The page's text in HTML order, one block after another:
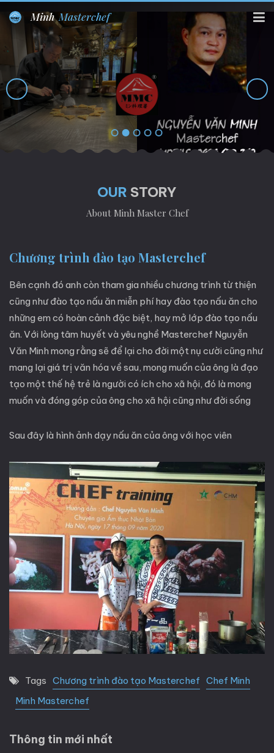
MinhMasterchef
OUR STORY
About Minh Master Chef
Chương trình đào tạo Masterchef
Bên cạnh đó anh còn tham gia nhiều chương trình từ thiện
cũng như đào tạo nấu ăn miễn phí hay đào tạo nấu ăn cho
những em có hoàn cảnh đặc biệt, hay mở lớp đào tạo nấu
ăn. Với lòng tâm huyết và yêu nghề Masterchef Nguyễn
Văn Minh mong rằng sẽ để lại cho đời một nụ cười cũng như
mang lại giá trị văn hóa về sau, mong muốn của ông là đạo
tạo một thế hệ trẻ là người có ích cho xã hội, đó là mong
muốn và đóng góp của ông cho xã hội cũng như đời sống
Sau đây là hình ảnh dạy nấu ăn của ông với học viên
Tags Chương trình đào tạo Masterchef Chef Minh
Minh Masterchef
Thông tin mới nhất